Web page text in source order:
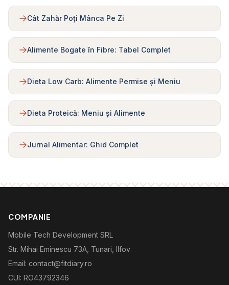
Cât Zahăr Poți Mânca Pe Zi
Alimente Bogate în Fibre: Tabel Complet
Dieta Low Carb: Alimente Permise și Meniu
Dieta Proteică: Meniu și Alimente
Jurnal Alimentar: Ghid Complet
COMPANIE
Mobile Tech Development SRL
Str. Mihai Eminescu 73A, Tunari, Ilfov
Email: contact@fitdiary.ro
CUI: RO43792346